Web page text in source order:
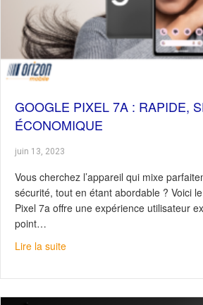
GOOGLE PIXEL 7A : RAPIDE,
ÉCONOMIQUE
juin 13, 2023
Vous cherchez l’appareil qui mixe
sécurité, tout en étant abordable ? Voici
Pixel 7a offre une expérience utilisateur
point…
Lire la suiteabout Google Pixel 7a :